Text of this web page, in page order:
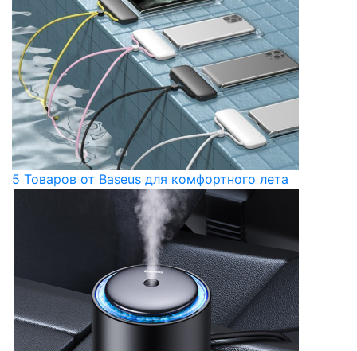
5 Товаров от Baseus для комфортного лета